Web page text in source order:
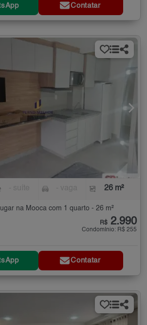
Contatar
26 m²
na Mooca com 1 quarto - 26 m²
R$ 2.990
Condomínio: R$ 255
Contatar